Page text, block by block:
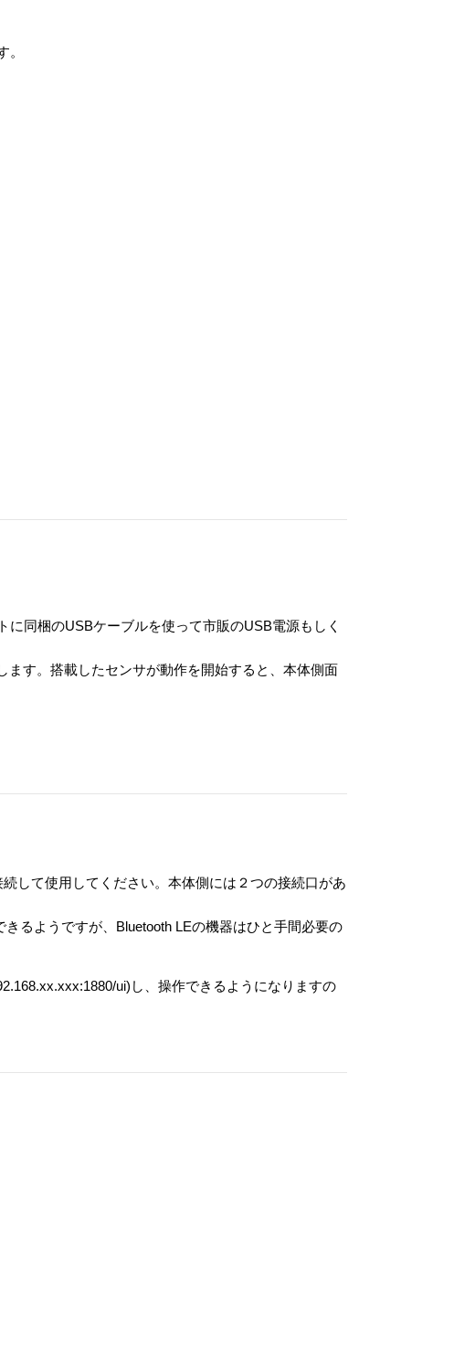
。
同梱のUSBケーブルを使って市販のUSB電源もしく
す。搭載したセンサが動作を開始すると、本体側面
して使用してください。本体側には２つの接続口があ
るようですが、Bluetooth LEの機器はひと手間必要の
ui)し、操作できるようになりますの